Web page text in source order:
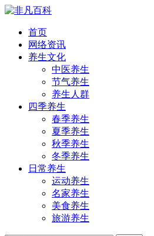
首页
网络资讯
养生文化
中医养生
节气养生
养生人群
四季养生
春季养生
夏季养生
秋季养生
冬季养生
日常养生
运动养生
名家养生
美食养生
旅游养生